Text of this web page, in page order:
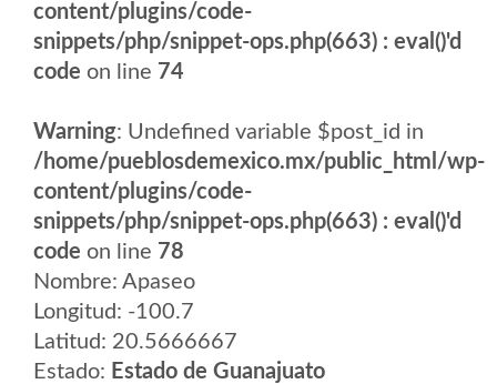
content/plugins/code-
snippets/php/snippet-ops.php(663) : eval()'d
code on line 74
Warning: Undefined variable $post_id in
/home/pueblosdemexico.mx/public_html/wp-
content/plugins/code-
snippets/php/snippet-ops.php(663) : eval()'d
code on line 78
Nombre: Apaseo
Longitud: -100.7
Latitud: 20.5666667
Estado: Estado de Guanajuato